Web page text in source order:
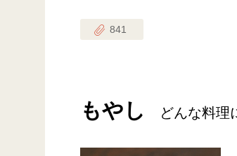
841
もやし どんな料理